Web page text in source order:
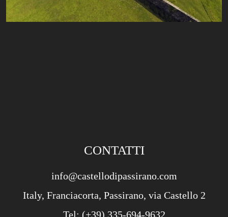
CONTATTI
info@castellodipassirano.com
Italy, Franciacorta, Passirano, via Castello 2
Tel: (+39) 335-694-9632